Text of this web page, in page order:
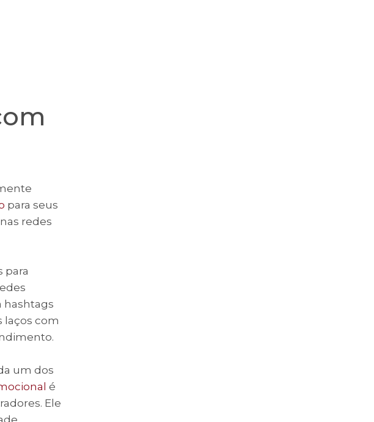
para seus
redes
para
hashtags
laços com
um dos
é
Ele